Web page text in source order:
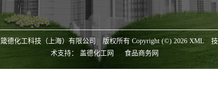
箴德化工科技（上海）有限公司 版权所有 Copyright (©) 2026 XML
技
术支持： 盖德化工网 食品商务网